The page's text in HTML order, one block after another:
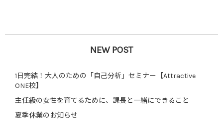
NEW POST
1日完結！大人のための「自己分析」セミナー【Attractive
ONE校】
主任級の女性を育てるために、課長と一緒にできること
夏季休業のお知らせ